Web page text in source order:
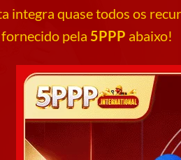
integra quase todos os
pela 5PPP abaixo!